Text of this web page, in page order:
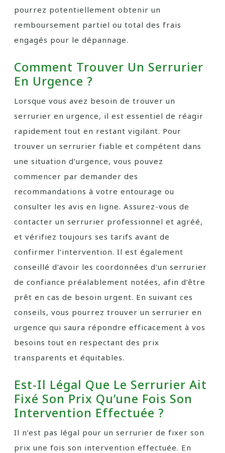
pourrez potentiellement obtenir un
remboursement partiel ou total des frais
engagés pour le dépannage.
Comment Trouver Un Serrurier
En Urgence ?
Lorsque vous avez besoin de trouver un
serrurier en urgence, il est essentiel de réagir
rapidement tout en restant vigilant. Pour
trouver un serrurier fiable et compétent dans
une situation d’urgence, vous pouvez
commencer par demander des
recommandations à votre entourage ou
consulter les avis en ligne. Assurez-vous de
contacter un serrurier professionnel et agréé,
et vérifiez toujours ses tarifs avant de
confirmer l’intervention. Il est également
conseillé d’avoir les coordonnées d’un serrurier
de confiance préalablement notées, afin d’être
prêt en cas de besoin urgent. En suivant ces
conseils, vous pourrez trouver un serrurier en
urgence qui saura répondre efficacement à vos
besoins tout en respectant des prix
transparents et équitables.
Est-Il Légal Que Le Serrurier Ait
Fixé Son Prix Qu’une Fois Son
Intervention Effectuée ?
Il n’est pas légal pour un serrurier de fixer son
prix une fois son intervention effectuée. En